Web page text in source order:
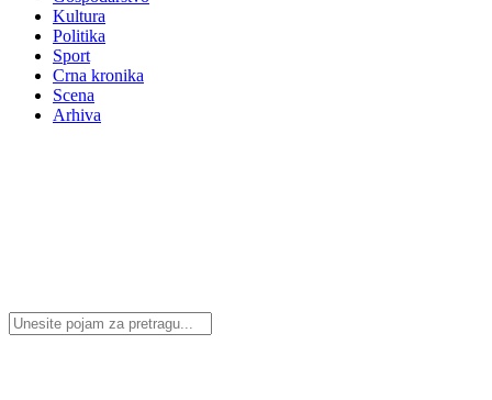
Kultura
Politika
Sport
Crna kronika
Scena
Arhiva